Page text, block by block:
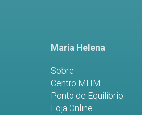
Maria Helena
Sobre
Centro MHM
Ponto de Equilíbrio
Loja Online